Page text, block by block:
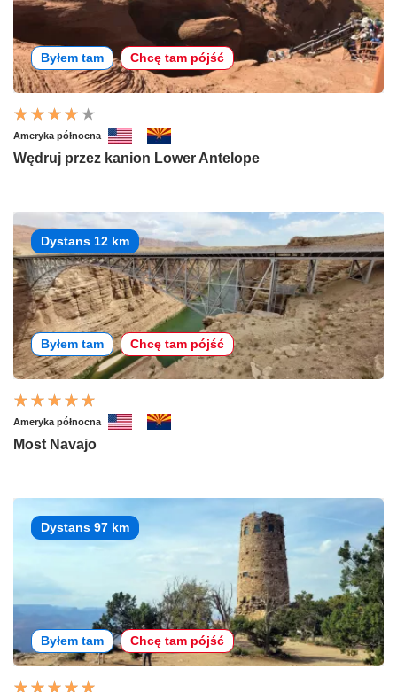
Byłem tam Chcę tam pójść
Ameryka północna
Wędruj przez kanion Lower Antelope
Dystans 12 km
Byłem tam Chcę tam pójść
Ameryka północna
Most Navajo
Dystans 97 km
Byłem tam Chcę tam pójść